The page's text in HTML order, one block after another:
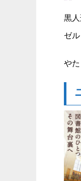
黒
ゼ
やた